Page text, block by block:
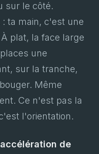
sur le côté.
ta main, c'est une
plat, la face large
une
sur la tranche,
Même
Ce n'est pas la
l'orientation.
de